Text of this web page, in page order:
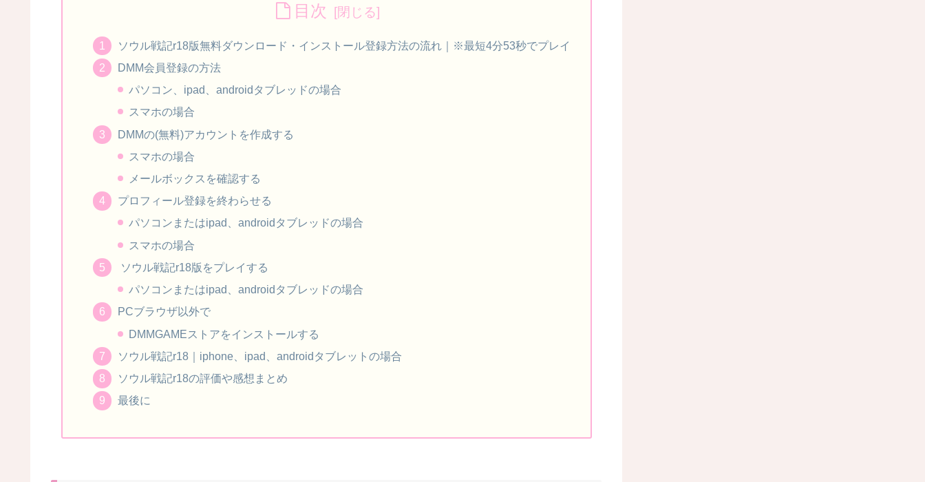
目次
ソウル戦記r18版無料ダウンロード・インストール登録方法の流れ｜※最短4分53秒でプレイ
DMM会員登録の方法
パソコン、ipad、androidタブレッドの場合
スマホの場合
DMMの(無料)アカウントを作成する
スマホの場合
メールボックスを確認する
プロフィール登録を終わらせる
パソコンまたはipad、androidタブレッドの場合
スマホの場合
ソウル戦記r18版をプレイする
パソコンまたはipad、androidタブレッドの場合
PCブラウザ以外で
DMMGAMEストアをインストールする
ソウル戦記r18｜iphone、ipad、androidタブレットの場合
ソウル戦記r18の評価や感想まとめ
最後に